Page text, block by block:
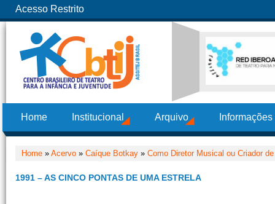
Acesso Restrito
Home Institucional Arquivo
Home » Acervo » Caíque Botkay » Como Diretor Musical ou Criador
1991 – AS CINCO PONTAS DE UMA ESTRELA